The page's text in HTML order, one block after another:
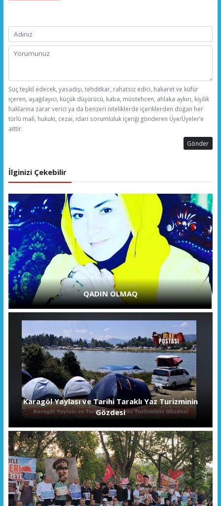
Suç teşkil edecek, yasadışı, tehditkar, rahatsız edici, hakaret ve küfür
içeren, aşağılayıcı, küçük düşürücü, kaba, müstehcen, ahlaka aykırı, kişilik
haklarına zarar verici ya da benzeri niteliklerde içeriklerden doğan her
türlü mali, hukuki, cezai, idari sorumluluk içeriği gönderen Üye/Üyeler’e
aittir.
Gönder
İlginizi Çekebilir
QADIN OLMAQ
Karagöl Yaylası ve Tarihi Taraklı Yaz Turizminin
Gözdesi